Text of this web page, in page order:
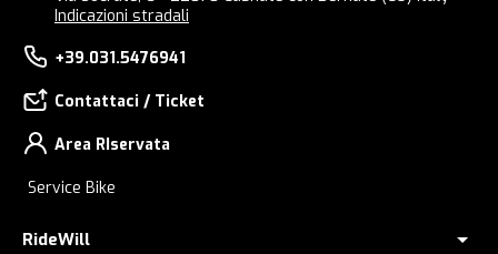
Indicazioni stradali
+39.031.5476941
Contattaci / Ticket
Area RIservata
Service Bike
RideWill